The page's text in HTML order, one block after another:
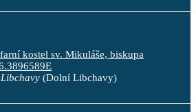
kostel sv. Mikuláše, biskupa
(Dolní Libchavy)